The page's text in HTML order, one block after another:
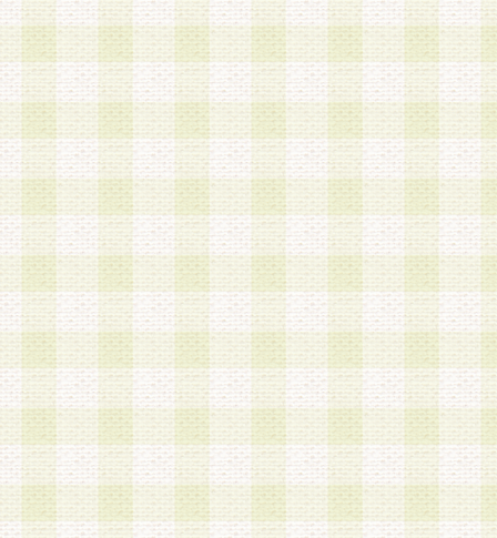
a.本サービスの実施または運営
b.本サービスに係る謝礼、景品、調査サンプル品
c.会員からの電話、メール等の問い合わせなどへ
d.その他これらに付随する業務
2.当社は、会員個人を識別することのできる情報
会員情報を本人の承諾なく第三者に開示すること
人を識別できる情報について第三者に開示または
社は事前に会員本人の同意を得るものとします。
3.前項の定めに拘わらず、当社は、以下の目的に
意を 得ることなく、会員個人を識別できる情報
づき選定した委託業者に対して当社の責任におい
できるものとします。な お、当社は、当該委託
契約を締結しこれを遵守させるとともに、本規約
の注意をもって当該情報を使用させるものとし ま
a.本サービスに係る謝礼、景品、調査サンプル品
b.会員からの電話、メール等の問い合わせなどへ
c.モバイルリサーチ、またはグループ形式による